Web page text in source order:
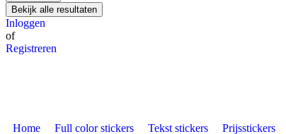
Bekijk alle resultaten
Inloggen
of
Registreren
Home Full color stickers Tekst stickers Prijsstickers